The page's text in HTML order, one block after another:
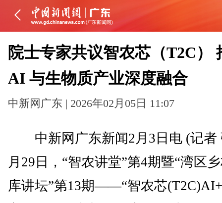
院士专家共议智农芯（T2C）
AI 与生物质产业深度融合
中新网广东 | 2026年02月05日 11:07
中新网广东新闻2月3日电 (记者
月29日，“智农讲堂”第4期暨“湾区
库讲坛”第13期——“智农芯